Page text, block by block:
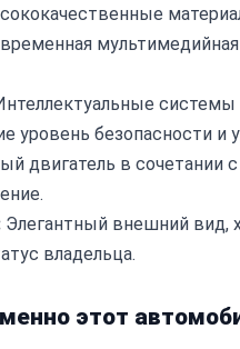
уровень безопасности и
двигатель в сочетании
Элегантный внешний вид,
владельца.
этот